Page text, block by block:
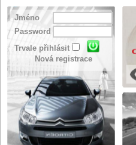
Jméno
Password
Trvale přihlásit
Nová registrace